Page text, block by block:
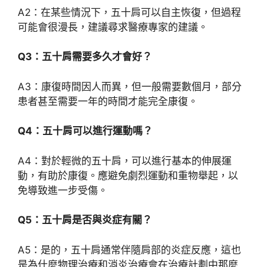
A2：在某些情況下，五十肩可以自主恢復，但過程
可能會很漫長，建議尋求醫療專家的建議。
Q3：五十肩需要多久才會好？
A3：康復時間因人而異，但一般需要數個月，部分
患者甚至需要一年的時間才能完全康復。
Q4：五十肩可以進行運動嗎？
A4：對於輕微的五十肩，可以進行基本的伸展運
動，有助於康復。應避免劇烈運動和重物舉起，以
免導致進一步受傷。
Q5：五十肩是否與炎症有關？
A5：是的，五十肩通常伴隨肩部的炎症反應，這也
是為什麼物理治療和消炎治療會在治療計劃中那麼